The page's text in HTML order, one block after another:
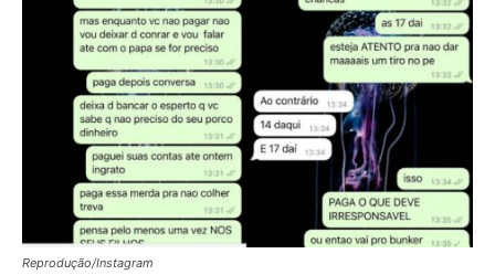
Reprodução/Instagram